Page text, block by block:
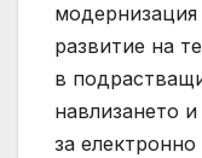
развитие на
в
навлизането
за